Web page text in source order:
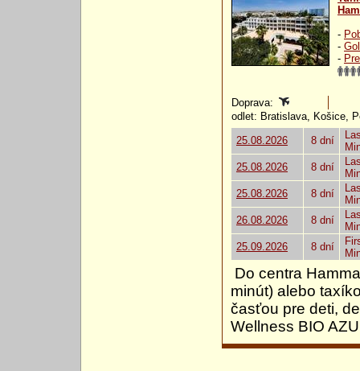
-
-
-
Doprava:
odlet: Bratislava, Košice,
25.08.2026
8 dní
25.08.2026
8 dní
25.08.2026
8 dní
26.08.2026
8 dní
25.09.2026
8 dní
Do centra
minút) alebo
časťou pre deti,
Wellness BIO